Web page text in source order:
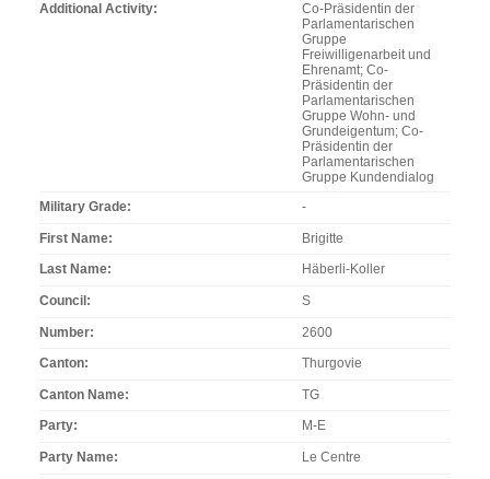
Additional Activity
Co-Präsidentin der
Parlamentarischen
Gruppe
Freiwilligenarbeit und
Ehrenamt; Co-
Präsidentin der
Parlamentarischen
Gruppe Wohn- und
Grundeigentum; Co-
Präsidentin der
Parlamentarischen
Gruppe Kundendialog
Military Grade
-
First Name Brigitte
Last Name Häberli-Koller
Council S
Number 2600
Canton Thurgovie
Canton Name TG
Party M-E
Party Name Le Centre